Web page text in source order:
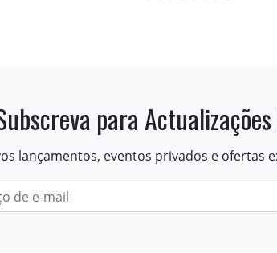
para
lançamentos, eventos privados e ofertas